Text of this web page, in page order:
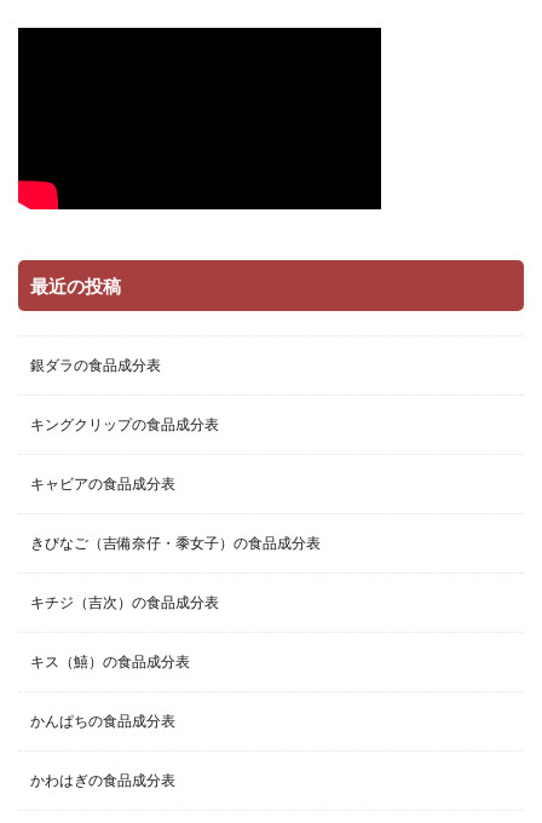
最近の投稿
銀ダラの食品成分表
キングクリップの食品成分表
キャビアの食品成分表
きびなご（吉備奈仔・黍女子）の食品成分表
キチジ（吉次）の食品成分表
キス（鱚）の食品成分表
かんぱちの食品成分表
かわはぎの食品成分表